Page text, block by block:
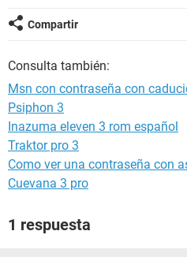
Compartir
Consulta también:
Msn con contraseña con
Psiphon 3
Inazuma eleven 3 rom español
Traktor pro 3
Como ver una contraseña con
Cuevana 3 pro
1 respuesta